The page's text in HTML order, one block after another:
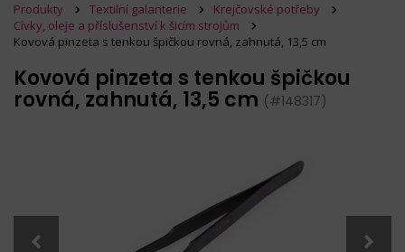
Produkty Textilní galanterie
Krejčovské potřeby
Cívky, oleje a příslušenství k šicím strojům
Kovová pinzeta s tenkou špičkou rovná, zahnutá, 13,5 cm
Kovová pinzeta s tenkou špičkou
rovná, zahnutá, 13,5 cm (#148317)